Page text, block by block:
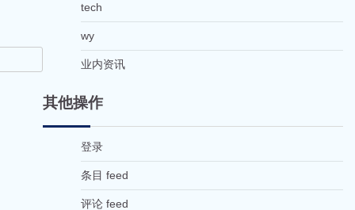
tech
wy
业内资讯
其他操作
登录
条目 feed
评论 feed